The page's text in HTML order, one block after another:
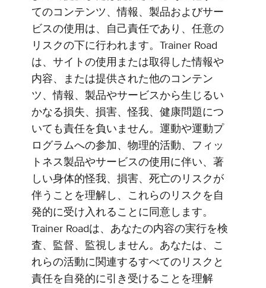
てのコンテンツ、情報、製品およびサー
ビスの使用は、自己責任であり、任意の
リスクの下に行われます。Trainer Road
は、サイトの使用または取得した情報や
内容、または提供された他のコンテン
ツ、情報、製品やサービスから生じるい
かなる損失、損害、怪我、健康問題につ
いても責任を負いません。運動や運動プ
ログラムへの参加、物理的活動、フィッ
トネス製品やサービスの使用に伴い、著
しい身体的怪我、損害、死亡のリスクが
伴うことを理解し、これらのリスクを自
発的に受け入れることに同意します。
Trainer Roadは、あなたの内容の実行を検
査、監督、監視しません。あなたは、こ
れらの活動に関連するすべてのリスクと
責任を自発的に引き受けることを理解